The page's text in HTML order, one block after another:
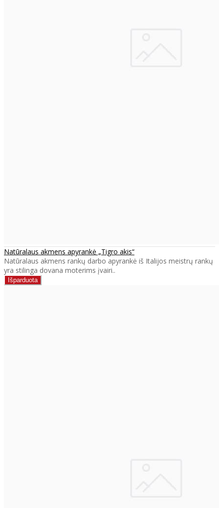
Natūralaus akmens apyrankė „Tigro akis“
Natūralaus akmens rankų darbo apyrankė iš Italijos meistrų rankų
yra stilinga dovana moterims įvairi..